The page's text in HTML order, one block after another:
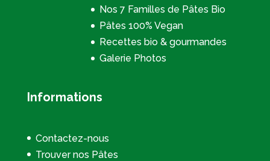
Nos 7 Familles de Pâtes Bio
Pâtes 100% Vegan
Recettes bio & gourmandes
Galerie Photos
Informations
Contactez-nous
Trouver nos Pâtes